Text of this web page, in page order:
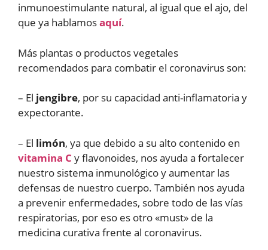
inmunoestimulante natural, al igual que el ajo, del
que ya hablamosaquí.
Más plantas o productos vegetales
recomendados para combatir el coronavirus son:
– El jengibre, por su capacidad anti-inflamatoria y
expectorante.
– El limón, ya que debido a su alto contenido en
vitamina C y flavonoides, nos ayuda a fortalecer
nuestro sistema inmunológico y aumentar las
defensas de nuestro cuerpo. También nos ayuda
a prevenir enfermedades, sobre todo de las vías
respiratorias, por eso es otro «must» de la
medicina curativa frente al coronavirus.